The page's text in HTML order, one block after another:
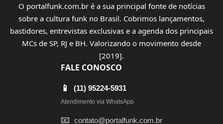
O portalfunk.com.br é a sua principal fonte de notícias
sobre a cultura funk no Brasil. Cobrimos lançamentos,
bastidores, entrevistas exclusivas e a agenda dos principais
MCs de SP, RJ e BH. Valorizando o movimento desde
[2019].
FALE CONOSCO
📱 (11) 95224-5931
Atendimento via WhatsApp
📧 contato@portalfunk.com.br